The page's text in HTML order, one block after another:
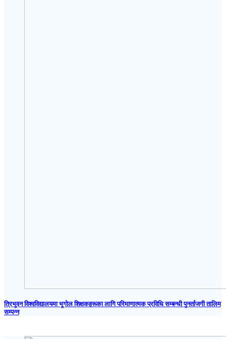
त्रिभुवन विश्वविद्यालयमा भूगोल शिक्षकहरूका लागि परिमाणात्मक प्रविधि सम्बन्धी पुनर्ताजगी तालिम
सम्पन्न